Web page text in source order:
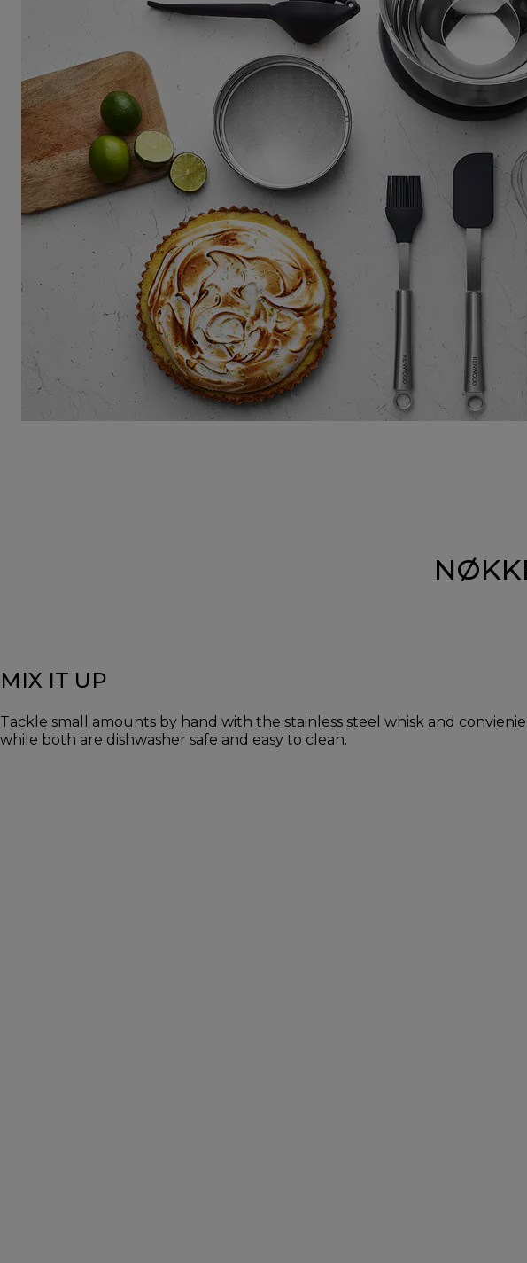
MIX IT UP
Tackle small amounts by hand with the stainless steel whisk and
while both are dishwasher safe and easy to clean.